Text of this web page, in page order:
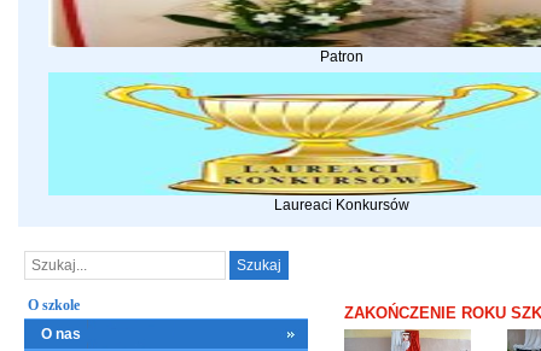
Patron
Laureaci Konkursów
O szkole
O nas
ZAKOŃCZENIE ROKU